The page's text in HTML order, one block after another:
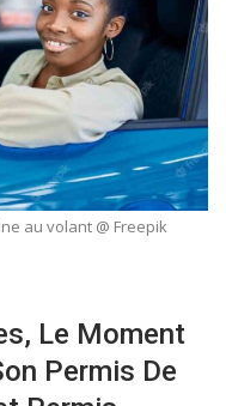
au volant @ Freepik
Le Moment
Permis De